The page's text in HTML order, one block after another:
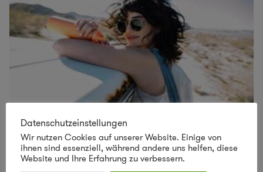
Lust auf mehr nachhaltiges Design
SCHAU VORBEI IM LILLI GREEN SHOP!
Datenschutzeinstellungen
Wir nutzen Cookies auf unserer Website. Einige von
ihnen sind essenziell, während andere uns helfen, diese
Website und Ihre Erfahrung zu verbessern.